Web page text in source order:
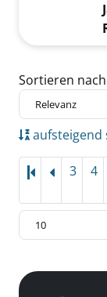
Zu den
Sortieren nach
aufsteigend
3 4